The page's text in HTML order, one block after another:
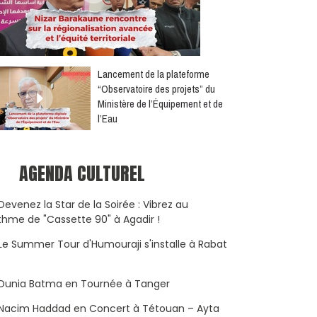
​Lancement de la plateforme
“Observatoire des projets” du
Ministère de l’Équipement et de
l’Eau
AGENDA CULTUREL
la Star de la Soirée : Vibrez au
de "Cassette 90" à Agadir !
Summer Tour d'Humouraji s'installe à Rabat
Batma en Tournée à Tanger
Haddad en Concert à Tétouan – Ayta